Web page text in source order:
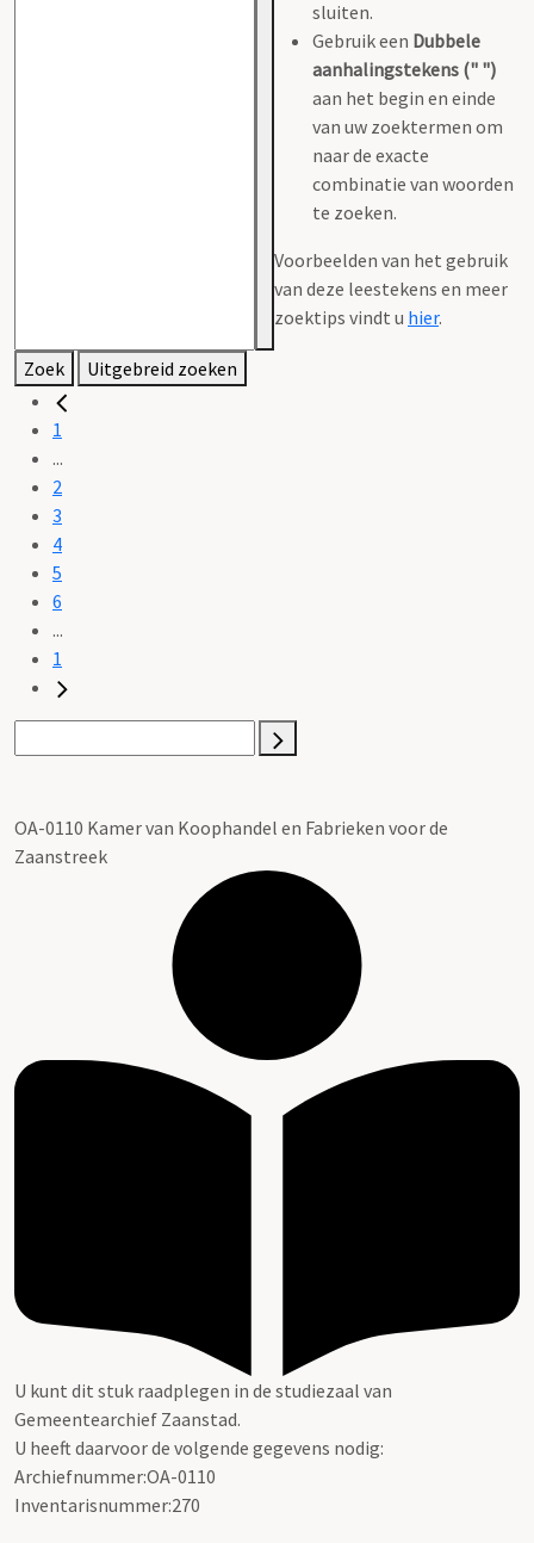
sluiten.
Gebruik een Dubbele
aanhalingstekens (" ")
aan het begin en einde
van uw zoektermen om
naar de exacte
combinatie van woorden
te zoeken.
Voorbeelden van het gebruik
van deze leestekens en meer
zoektips vindt u hier.
Zoek Uitgebreid zoeken
1
...
2
3
4
5
6
...
1
OA-0110 Kamer van Koophandel en Fabrieken voor de
Zaanstreek
U kunt dit stuk raadplegen in de studiezaal van
Gemeentearchief Zaanstad.
U heeft daarvoor de volgende gegevens nodig:
Archiefnummer:OA-0110
Inventarisnummer:270